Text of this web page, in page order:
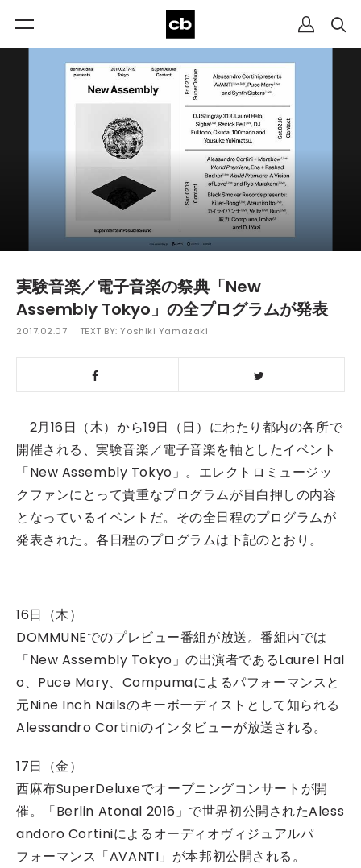
実験音楽／電子音楽の祭典「New
Assembly Tokyo」の全プログラムが発表
2017.02.07 TEXT BY:Yoshiki Yamazaki
2月16日（木）から19日（日）にわたり都内の各所で
開催される、実験音楽／電子音楽を軸としたイベント
「New Assembly Tokyo」。エレクトロミュージッ
クファンにとって貴重なプログラムが目白押しの内容
となっているイベントだ。その全日程のプログラムが
発表された。各日程のプログラムは下記のとおり。
16日（木）
DOMMUNEでのプレビュー番組が放送。番組内では
「New Assembly Tokyo」の出演者であるLaurel Hal
o、Puce Mary、Compumaによるパフォーマンスと
元Nine Inch Nailsのキーボーディストとして知られる
Alessandro Cortiniのインタビューが放送される。
17日（金）
西麻布SuperDeluxeでオープニングコンサートが開
催。「Berlin Atonal 2016」で世界初公開されたAless
andoro Cortiniによるオーディオヴィジュアルパ
フォーマンス「AVANTI」が本邦初公開される。